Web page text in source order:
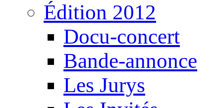
Édition 2012
Docu-concert
Bande-annonce
Les Jurys